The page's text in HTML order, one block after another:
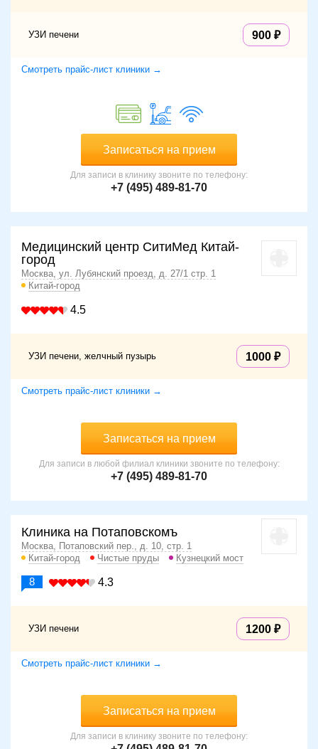
УЗИ печени 900
Смотреть прайс-лист клиники →
Записаться на прием
Для записи в клинику звоните по телефону:
+7 (495) 489-81-70
Медицинский центр СитиМед Китай-
город
Москва, ул. Лубянский проезд, д. 27/1 стр. 1
Китай-город
4.5
УЗИ печени, желчный пузырь 1000
Смотреть прайс-лист клиники →
Записаться на прием
Для записи в любой филиал клиники звоните по телефону:
+7 (495) 489-81-70
Клиника на Потаповскомъ
Москва, Потаповский пер., д. 10, стр. 1
Китай-город
Чистые пруды Кузнецкий мост
8 4.3
УЗИ печени 1200
Смотреть прайс-лист клиники →
Записаться на прием
Для записи в клинику звоните по телефону: